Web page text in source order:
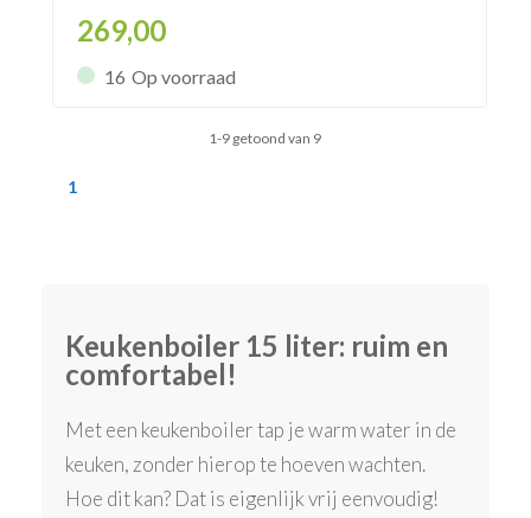
269,00
16 Op voorraad
1-9 getoond van 9
1
Keukenboiler 15 liter: ruim en
comfortabel!
Met een keukenboiler tap je warm water in de
keuken, zonder hierop te hoeven wachten.
Hoe dit kan? Dat is eigenlijk vrij eenvoudig!